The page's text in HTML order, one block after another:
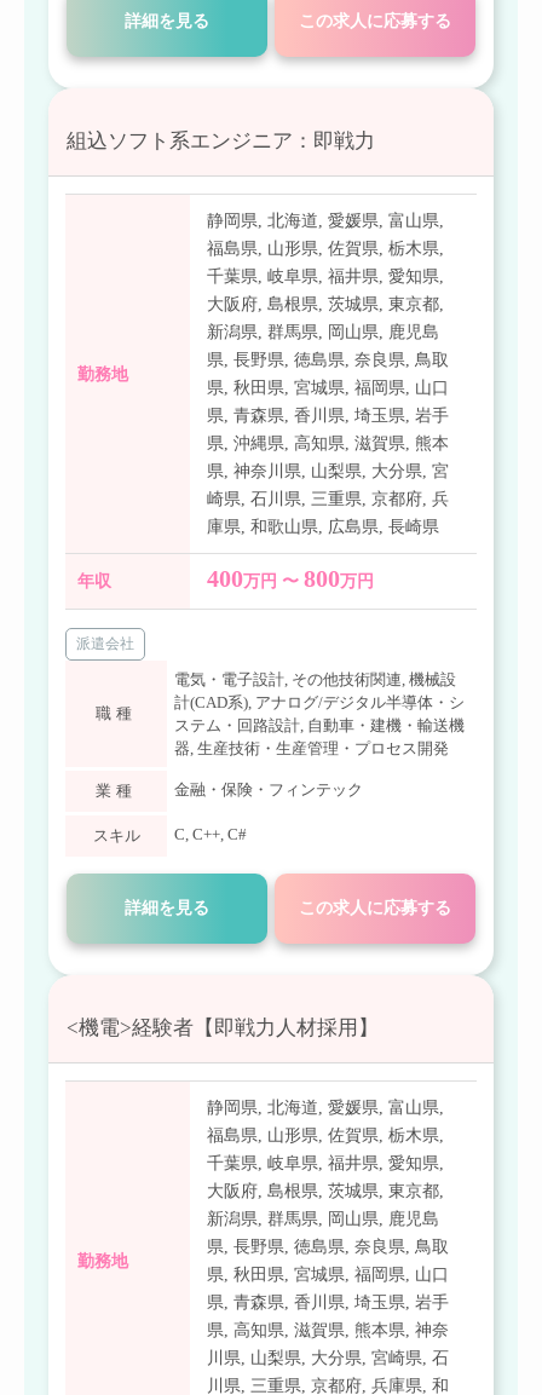
詳細を見る この求人に応募する
組込ソフト系エンジニア：即戦力
勤務地
静岡県,北海道,愛媛県,富山県,
福島県, 山形県,佐賀県,栃木県,
千葉県,岐阜県,福井県,愛知県,
大阪府,島根県,茨城県,東京都,
新潟県,群馬県, 岡山県, 鹿児島
県,長野県,徳島県,奈良県,鳥取
県,秋田県,宮城県,福岡県, 山口
県,青森県,香川県,埼玉県,岩手
県,沖縄県, 高知県,滋賀県,熊本
県,神奈川県, 山梨県, 大分県,宮
崎県,石川県,三重県,京都府,兵
庫県,和歌山県, 広島県,長崎県
年収 400万円 〜800万円
派遣会社
職種
電気・電子設計, その他技術関連, 機械設
計(CAD系), アナログ/デジタル半導体・シ
ステム・回路設計, 自動車・建機・輸送機
器, 生産技術・生産管理・プロセス開発
業種 金融・保険・フィンテック
スキル C, C++, C#
詳細を見る この求人に応募する
<機電>経験者【即戦力人材採用】
勤務地
静岡県,北海道,愛媛県,富山県,
福島県, 山形県,佐賀県,栃木県,
千葉県,岐阜県,福井県,愛知県,
大阪府,島根県,茨城県,東京都,
新潟県,群馬県, 岡山県, 鹿児島
県,長野県,徳島県,奈良県,鳥取
県,秋田県,宮城県,福岡県, 山口
県,青森県,香川県,埼玉県,岩手
県, 高知県,滋賀県,熊本県,神奈
川県, 山梨県, 大分県,宮崎県,石
川県,三重県,京都府,兵庫県,和